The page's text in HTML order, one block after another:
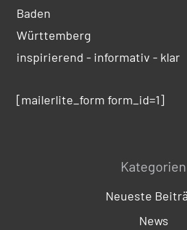
Baden
Württemberg
inspirierend - informativ - klar
[mailerlite_form form_id=1]
Kategorien
Neueste
News